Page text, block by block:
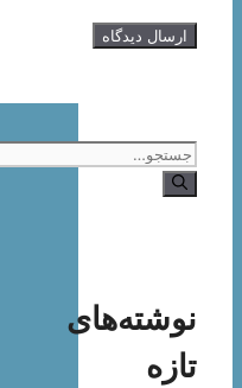
جستجوی
نوشته‌های
تازه